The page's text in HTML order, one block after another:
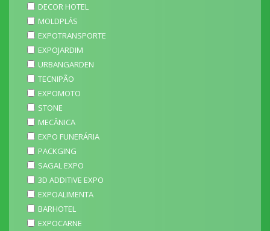
DECOR HOTEL
MOLDPLÁS
EXPOTRANSPORTE
EXPOJARDIM
URBANGARDEN
TECNIPÃO
EXPOMOTO
STONE
MECÂNICA
EXPO FUNERÁRIA
PACKGING
SAGAL EXPO
3D ADDITIVE EXPO
EXPOALIMENTA
BARHOTEL
EXPOCARNE